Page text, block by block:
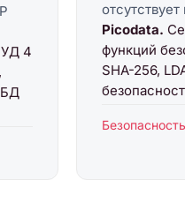
4
Picodata.
функций
SHA-256,